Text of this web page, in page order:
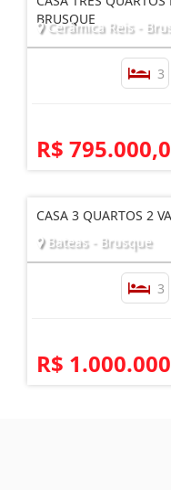
BRUSQUE
Cerâmica Reis -
3
R$
CASA 3 QUARTOS 2
Bateas - Brusque
3
R$